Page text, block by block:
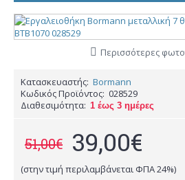
Περισσότερες
Κατασκευαστής: Bormann
Κωδικός Προϊόντος: 028529
Διαθεσιμότητα: 1 έως 3 ημέρες
51,00€ 39,00€
(στην τιμή περιλαμβάνεται ΦΠΑ 24%)